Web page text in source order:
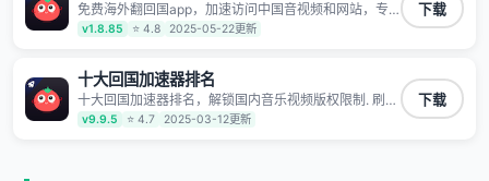
免费海外翻回国app，加速访问中国音视频和网站，专
业回国加速器，帮你加速访问优酷、bilibili、腾讯视频、
爱奇艺等，加速国服游戏，例如原神、阴阳师、和平精
明日方舟、战双帕弥什、sky光·遇、另一个伊甸园等国
内各种服务,回国加速器致力于帮助海外华人和留学生、
港澳台地区用户提供最好的回国游戏和音乐视频加速服
务，可以在海外或港澳台地区流畅加速国服游戏和音视
v1.8.85 ⭐ 4.8 2025-05-22更新
下载
十大回国加速器排名
十大回国加速器排名，解锁国内音乐视频版权限制. 刷剧
不卡，高清秒开. 有效降低国服游戏延迟. 提升国内主流
应用访问速度 ; 独创加速黑科技 · 海量边缘. 动态多线. 智
v9.9.5 ⭐ 4.7 2025-03-12更新
下载